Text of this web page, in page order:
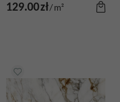
129.00zł/m²